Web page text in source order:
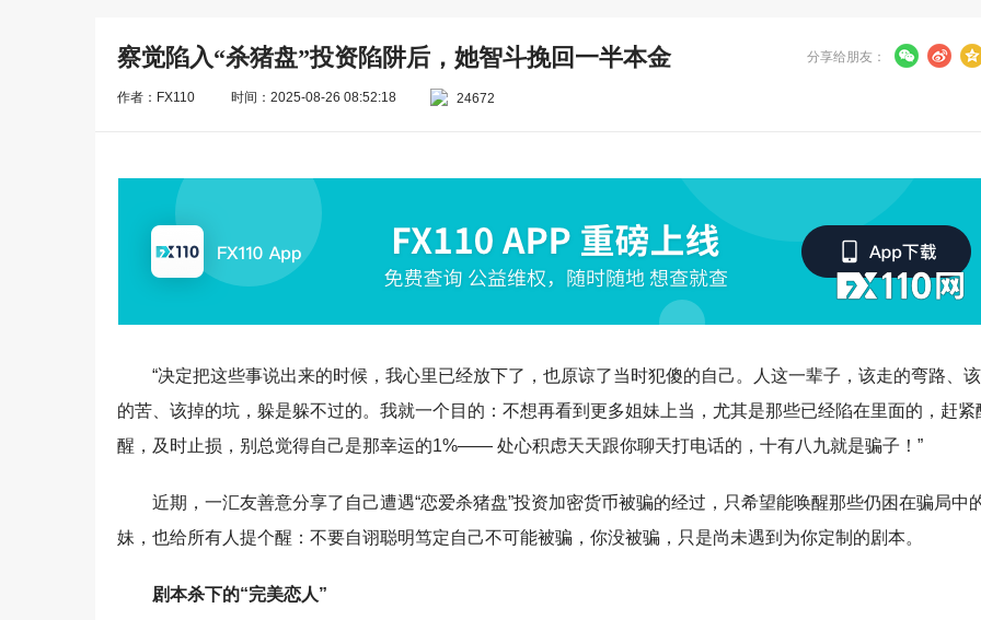
察觉陷入“杀猪盘”投资陷阱后，她智斗挽回一半本金 分享给朋友：
作者：FX110 时间：2025-08-26 08:52:18 24672
“决定把这些事说出来的时候，我心里已经放下了，也原谅了当时犯傻的自己。人这一辈子，该走的弯路、
的苦、该掉的坑，躲是躲不过的。我就一个目的：不想再看到更多姐妹上当，尤其是那些已经陷在里面的，赶紧
醒，及时止损，别总觉得自己是那幸运的1%—— 处心积虑天天跟你聊天打电话的，十有八九就是骗子！”
近期，一汇友善意分享了自己遭遇“恋爱杀猪盘”投资加密货币被骗的经过，只希望能唤醒那些仍困在骗局中
妹，也给所有人提个醒：不要自诩聪明笃定自己不可能被骗，你没被骗，只是尚未遇到为你定制的剧本。
剧本杀下的“完美恋人”